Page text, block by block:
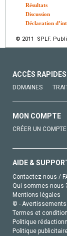
Résultats
Discussion
Déclaration
© 2011 SPLF.
ACCÈS RAPIDES
DOMAINES
MON COMPTE
CRÉER UN COMPTE
AIDE &
Contactez-nous /
Qui sommes-nous
Mentions légales
© - Avertissements
Termes et
Politique
Politique